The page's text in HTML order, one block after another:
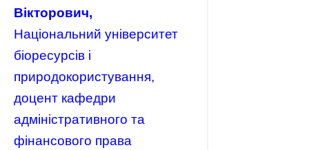
Вікторович,
Національний університет
біоресурсів і
природокористування,
доцент кафедри
адміністративного та
фінансового права